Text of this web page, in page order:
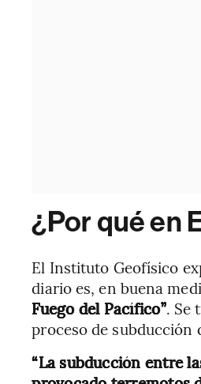
¿Por qué en
El Instituto Geofísico
diario es, en buena
Fuego del Pacífico”. Se
proceso de subducción
“La subducción entre